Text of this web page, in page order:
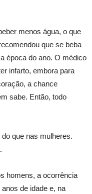
menos água, o que
que se beba
época do ano. O médico
infarto, embora para
a chance
sabe. Então, todo
que nas mulheres.
homens, a ocorrência
de idade e, na